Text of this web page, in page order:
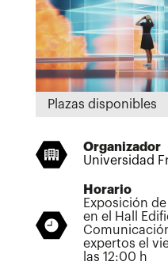
Plazas disponibles
Organizador
Universidad
Horario
Exposición
en el Hall
expertos el
las 12:00 h